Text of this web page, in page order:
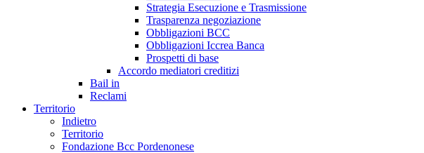
Strategia Esecuzione e Trasmissione
Trasparenza negoziazione
Obbligazioni BCC
Obbligazioni Iccrea Banca
Prospetti di base
Accordo mediatori creditizi
Bail in
Reclami
Territorio
Indietro
Territorio
Fondazione Bcc Pordenonese